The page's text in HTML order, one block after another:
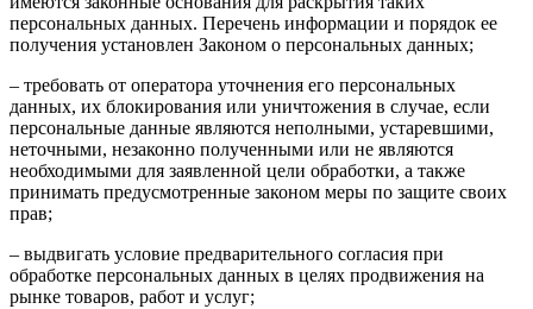
персональных данных. Перечень информации и порядок ее
получения установлен Законом о персональных данных;
– требовать от оператора уточнения его персональных
данных, их блокирования или уничтожения в случае, если
персональные данные являются неполными, устаревшими,
неточными, незаконно полученными или не являются
необходимыми для заявленной цели обработки, а также
принимать предусмотренные законом меры по защите своих
прав;
– выдвигать условие предварительного согласия при
обработке персональных данных в целях продвижения на
рынке товаров, работ и услуг;